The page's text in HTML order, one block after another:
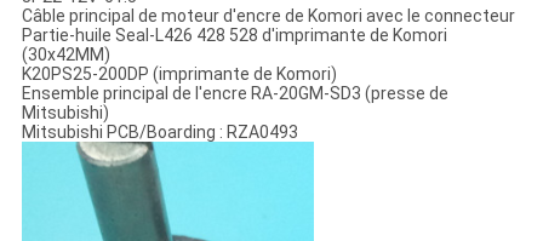
Câble principal de moteur d'encre de Komori avec le connecteur
Partie-huile Seal-L426 428 528 d'imprimante de Komori
(30x42MM)
K20PS25-200DP (imprimante de Komori)
Ensemble principal de l'encre RA-20GM-SD3 (presse de
Mitsubishi)
Mitsubishi PCB/Boarding : RZA0493